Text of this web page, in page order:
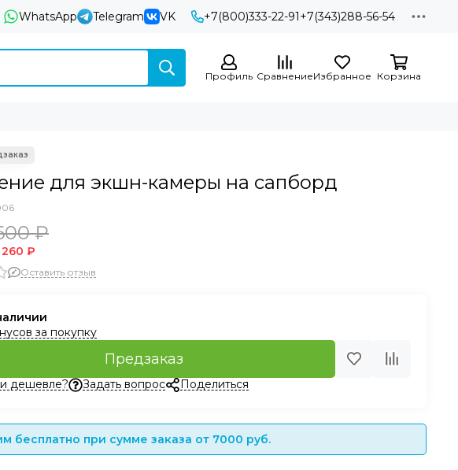
WhatsApp Telegram VK +7(800)333-22-91+7(343)288-56-54
Профиль СравнениеИзбранное Корзина
для экшн-камеры на сапборд
₽
260 ₽
Оставить отзыв
за покупку
Предзаказ
дешевле? Задать вопрос Поделиться
бесплатно при сумме заказа от 7000 руб.